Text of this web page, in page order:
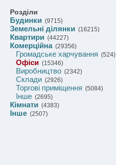
Розділи
Будинки (9715)
Земельні ділянки (16215)
Квартири (44227)
Комерційна(29356)
Громадське харчування (524)
Офіси (15346)
Виробництво (2342)
Склади (2926)
Торгові приміщення (5084)
Інше (2695)
Кімнати (4383)
Інше (2507)